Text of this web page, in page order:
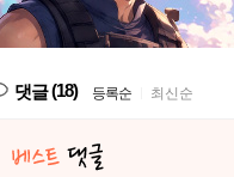
댓글(18) 등록순 최신순